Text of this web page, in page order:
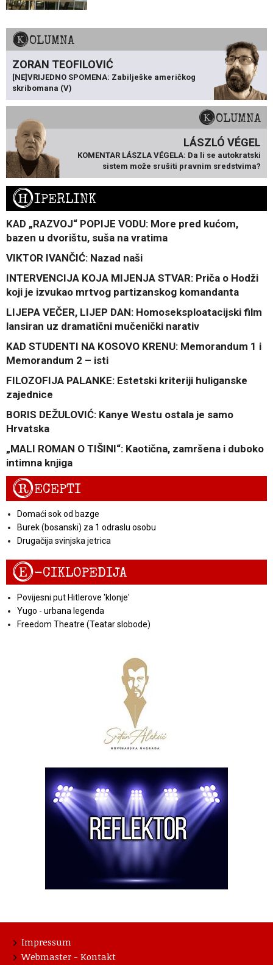
KOLUMNA
ZORAN TEOFILOVIĆ
[NE]VRIJEDNO SPOMENA: Zabilješke američkog
skribomana (V)
KOLUMNA
LÁSZLÓ VÉGEL
KOMENTAR LÁSZLA VÉGELA: Da li se autokratski
sistem može srušiti pravnim sredstvima?
HIPERLINK
KAD „RAZVOJ“ POPIJE VODU: More pred kućom,
bazen u dvorištu, suša na vratima
VIKTOR IVANČIĆ: Nazad naši
INTERVENCIJA KOJA MIJENJA STVAR: Priča o Hodži
koji je izvukao mrtvog partizanskog komandanta
LIJEPA VEČER, LIJEP DAN: Homoseksploatacijski film
lansiran uz dramatični mučenički narativ
KAD STUDENTI NA KOSOVO KRENU: Memorandum 1 i
Memorandum 2 – isti
FILOZOFIJA PALANKE: Estetski kriteriji huliganske
zajednice
BORIS DEŽULOVIĆ: Kanye Westu ostala je samo
Hrvatska
„MALI ROMAN O TIŠINI“: Kaotična, zamršena i duboko
intimna knjiga
RECEPTI
Domaći sok od bazge
Burek (bosanski) za 1 odraslu osobu
Drugačija svinjska jetrica
E-CIKLOPEDIJA
Povijesni put Hitlerove 'klonje'
Yugo - urbana legenda
Freedom Theatre (Teatar slobode)
Impressum
Webmaster - Kontakt